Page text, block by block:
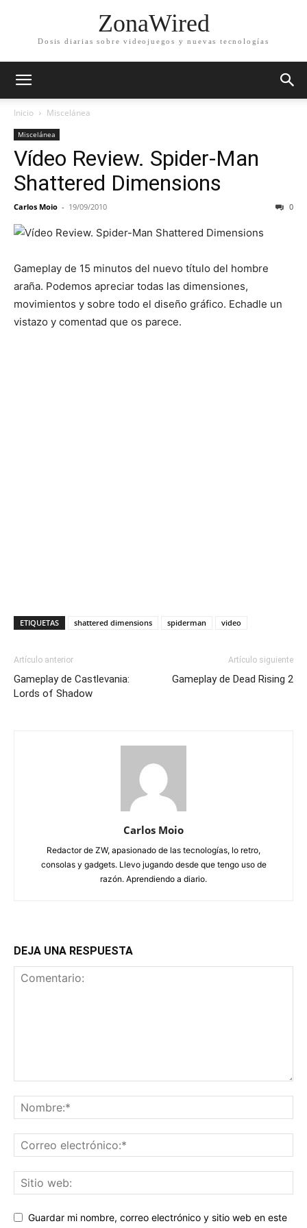
ZonaWired
Dosis diarias sobre videojuegos y nuevas tecnologías
Inicio Miscelánea
Miscelánea
Vídeo Review. Spider-Man
Shattered Dimensions
Carlos Moio - 19/09/2010 0
Gameplay de 15 minutos del nuevo título del hombre
araña. Podemos apreciar todas las dimensiones,
movimientos y sobre todo el diseño gráfico. Echadle un
vistazo y comentad que os parece.
ETIQUETAS shattered dimensions spiderman video
Artículo anterior
Gameplay de Castlevania:
Lords of Shadow
Artículo siguiente
Gameplay de Dead Rising 2
Carlos Moio
Redactor de ZW, apasionado de las tecnologías, lo retro,
consolas y gadgets. Llevo jugando desde que tengo uso de
razón. Aprendiendo a diario.
DEJA UNA RESPUESTA
Guardar mi nombre, correo electrónico y sitio web en este